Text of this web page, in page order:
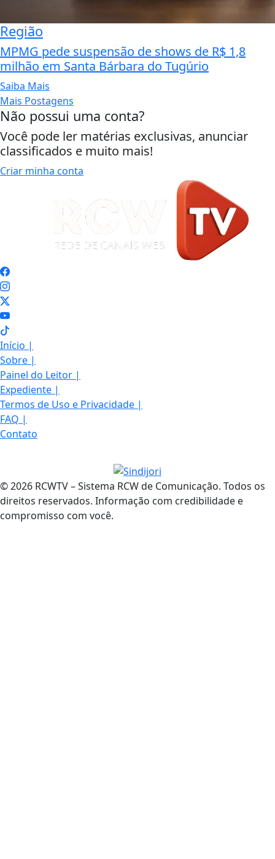
Região
MPMG pede suspensão de shows de R$ 1,8
milhão em Santa Bárbara do Tugúrio
Saiba Mais
Mais Postagens
Não possui uma conta?
Você pode ler matérias exclusivas, anunciar
classificados e muito mais!
Criar minha conta
Início |
Sobre |
Painel do Leitor |
Expediente |
Termos de Uso e Privacidade |
FAQ |
Contato
© 2026 RCWTV – Sistema RCW de Comunicação. Todos os
direitos reservados. Informação com credibilidade e
compromisso com você.